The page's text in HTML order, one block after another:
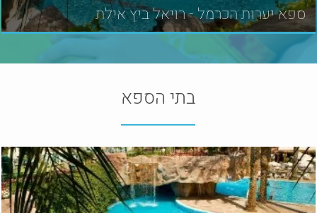
ספא יערות הכרמל - רויאל ביץ אילת
בתי הספא